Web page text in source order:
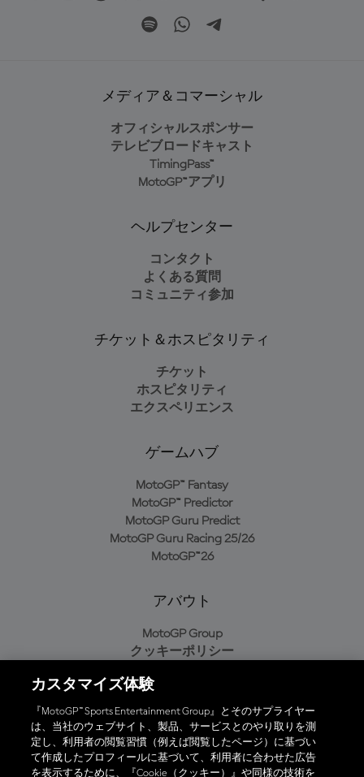
メディア＆コマーシャル
オフィシャルスポンサー
テレビブロードキャスト
TimingPass™
MotoGP™アプリ
ヘルプセンター
コンタクト
よくある質問
コミュニティ参加
チケット＆ホスピタリティ
チケット
ホスピタリティ
エクスペリエンス
ゲームハブ
MotoGP™ Fantasy
MotoGP™ Predictor
MotoGP Guru Predict
MotoGP Guru Racing 25/26
MotoGP™26
アバウト
MotoGP Group
クッキーポリシー
プライバシーポリシー
購入ポリシー
オフィシャルアプリ
カスタマイズ体験
『MotoGP™ Sports Entertainment Group』とそのサプライヤー
は、当社のウェブサイト、製品、サービスとのやり取りを測
定し、利用者の閲覧習慣（例えば閲覧したページ）に基づい
て作成したプロフィールに基づいて、利用者に合わせた広告
を表示するために、『Cookie（クッキー）』や同様の技術を